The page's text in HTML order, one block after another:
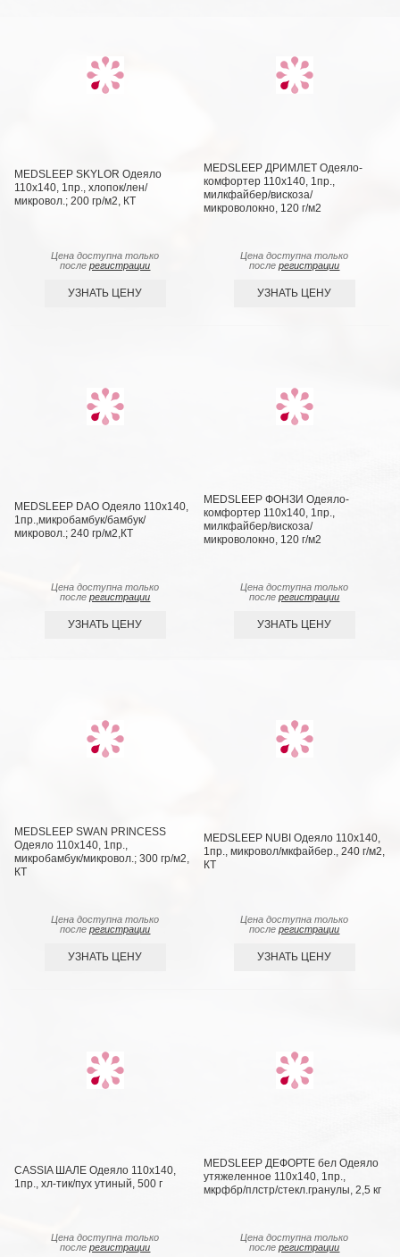
MEDSLEEP SKYLOR Одеяло
110х140, 1пр., хлопок/лен/
микровол.; 200 гр/м2, КТ
Цена доступна только
послерегистрации
УЗНАТЬ ЦЕНУ
MEDSLEEP ДРИМЛЕТ Одеяло-
комфортер 110х140, 1пр.,
милкфайбер/вискоза/
микроволокно, 120 г/м2
Цена доступна только
послерегистрации
УЗНАТЬ ЦЕНУ
MEDSLEEP DAO Одеяло 110х140,
1пр.,микробамбук/бамбук/
микровол.; 240 гр/м2,КТ
Цена доступна только
послерегистрации
УЗНАТЬ ЦЕНУ
MEDSLEEP ФОНЗИ Одеяло-
комфортер 110х140, 1пр.,
милкфайбер/вискоза/
микроволокно, 120 г/м2
Цена доступна только
послерегистрации
УЗНАТЬ ЦЕНУ
MEDSLEEP SWAN PRINCESS
Одеяло 110х140, 1пр.,
микробамбук/микровол.; 300 гр/м2,
КТ
Цена доступна только
послерегистрации
УЗНАТЬ ЦЕНУ
MEDSLEEP NUBI Одеяло 110х140,
1пр., микровол/мкфайбер., 240 г/м2,
КТ
Цена доступна только
послерегистрации
УЗНАТЬ ЦЕНУ
CASSIA ШАЛЕ Одеяло 110х140,
1пр., хл-тик/пух утиный, 500 г
Цена доступна только
послерегистрации
MEDSLEEP ДEФOРТЕ бел Одеяло
утяжеленное 110х140, 1пр.,
мкрфбр/плстр/стекл.гранулы, 2,5 кг
Цена доступна только
послерегистрации